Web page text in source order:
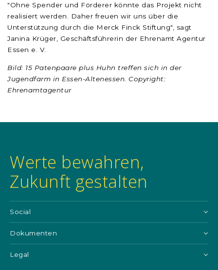
"Ohne Spender und Förderer könnte das Projekt nicht
realisiert werden. Daher freuen wir uns über die
Unterstützung durch die Merck Finck Stiftung", sagt
Janina Krüger, Geschäftsführerin der Ehrenamt Agentur
Essen e. V.
Bild: 15 Patenpaare plus Huhn treffen sich in der
Jugendfarm in Essen-Altenessen. Copyright:
Ehrenamtagentur
Werte bewahren,
Zukunft gestalten
Social
Dokumenten
Legal